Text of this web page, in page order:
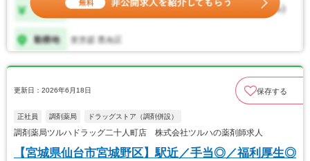
更新日：2026年6月18日 保存する
正社員 調剤薬局 ドラッグストア（調剤併設）
調剤薬局ツルハドラッグ二十人町店 株式会社ツルハの薬剤師求人
【宮城県仙台市宮城野区】駅近／手当◎／福利厚生◎